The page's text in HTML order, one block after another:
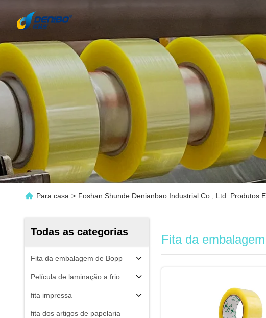
Para casa > Foshan Shunde Denianbao Industrial Co., Ltd. Produtos
Todas as categorias
Fita da embalagem de Bopp
Película de laminação a frio
fita impressa
fita dos artigos de papelaria
Fita da